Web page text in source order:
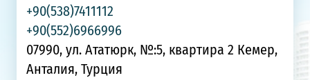
+90(538)7411112
+90(552)6966996
07990, ул. Ататюрк, №:5, квартира 2 Кемер,
Анталия, Турция